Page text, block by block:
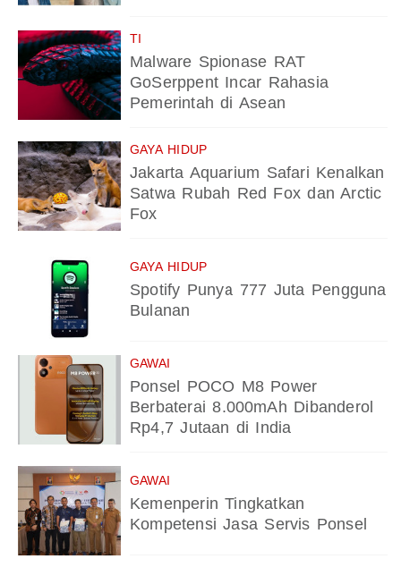
TI
Malware Spionase RAT
GoSerppent Incar Rahasia
Pemerintah di Asean
GAYA HIDUP
Jakarta Aquarium Safari Kenalkan
Satwa Rubah Red Fox dan Arctic
Fox
GAYA HIDUP
Spotify Punya 777 Juta Pengguna
Bulanan
GAWAI
Ponsel POCO M8 Power
Berbaterai 8.000mAh Dibanderol
Rp4,7 Jutaan di India
GAWAI
Kemenperin Tingkatkan
Kompetensi Jasa Servis Ponsel